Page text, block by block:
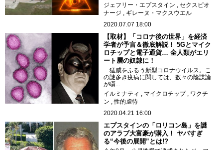
ジェフリー・エプスタイン
セクスピオ
ナージ
ギレーヌ・マクスウエル
2020.07.07 18:00
【取材】「コロナ後の世界」を経済
学者が予言＆徹底解説！ 5Gとマイク
ロチップと電子通貨… 全人類がエリ
ート層の奴隷に！
猛威をふるう新型コロナウイルス。こ
の謎多き疫病に関しては、数々の陰謀論
が囁...
イルミナティ
マイクロチップ
ワクチ
ン
性的虐待
2020.04.21 16:00
エプスタインの「ロリコン島」を謎
のアラブ大富豪が購入！ ヤバすぎ
る“今後の展開”とは!?